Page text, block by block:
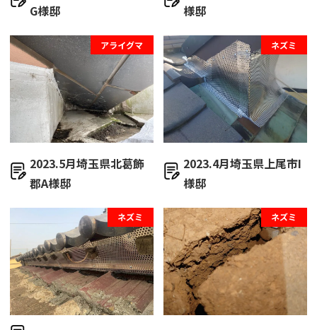
G様邸
様邸
アライグマ
2023.5月埼玉県北葛飾
郡A様邸
ネズミ
2023.4月埼玉県上尾市I
様邸
ネズミ ネズミ